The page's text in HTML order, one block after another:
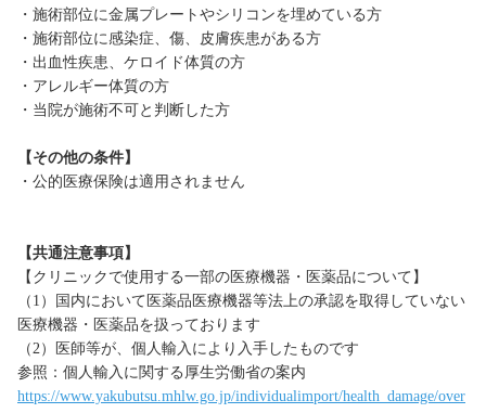
・施術部位に金属プレートやシリコンを埋めている方
・施術部位に感染症、傷、皮膚疾患がある方
・出血性疾患、ケロイド体質の方
・アレルギー体質の方
・当院が施術不可と判断した方
【その他の条件】
・公的医療保険は適用されません
【共通注意事項】
【クリニックで使用する一部の医療機器・医薬品について】
（1）国内において医薬品医療機器等法上の承認を取得していない
医療機器・医薬品を扱っております
（2）医師等が、個人輸入により入手したものです
参照：個人輸入に関する厚生労働省の案内
https://www.yakubutsu.mhlw.go.jp/individualimport/health_damage/over